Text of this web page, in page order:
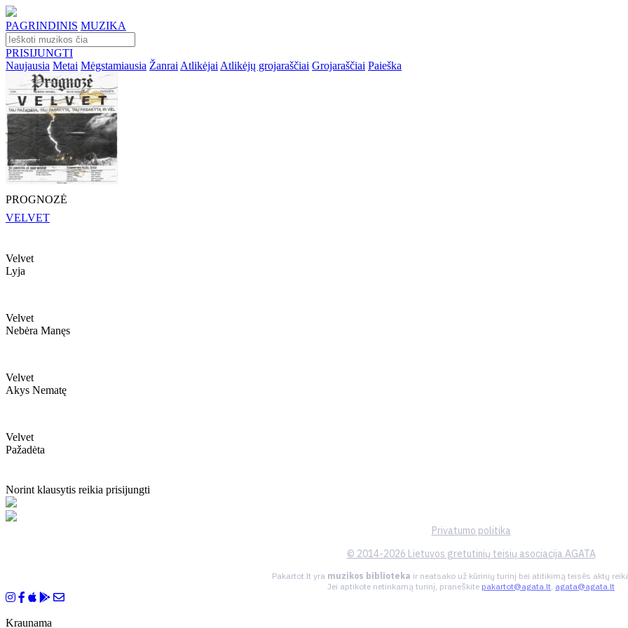
PAGRINDINIS MUZIKA
PRISIJUNGTI
Naujausia Metai Mėgstamiausia Žanrai Atlikėjai Atlikėjų grojaraščiai Grojaraščiai Paieška
PROGNOZĖ
VELVET
Velvet
Lyja
Velvet
Nebėra Manęs
Velvet
Akys Nematę
Velvet
Pažadėta
Norint klausytis reikia prisijungti
Privatumo politika
© 2014-2026 Lietuvos gretutinių teisių asociacija AGATA
Pakartot.lt yra muzikos biblioteka ir neatsako už kūrinių turinį bei atitikimą teisės aktų
Jei aptikote netinkamą turinį, praneškite pakartot@agata.lt, agata@agata.lt
Kraunama